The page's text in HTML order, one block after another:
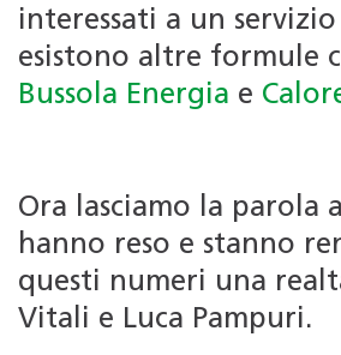
interessati a un
esistono altre formule
Bussola Energia e
Ora lasciamo la parola
hanno reso e stanno
questi numeri una
Vitali e Luca Pampuri.